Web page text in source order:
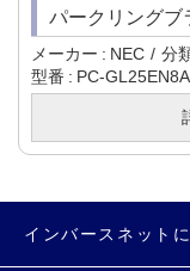
パークリングブ
メーカー NEC 分
型番
PC-
インバースネット